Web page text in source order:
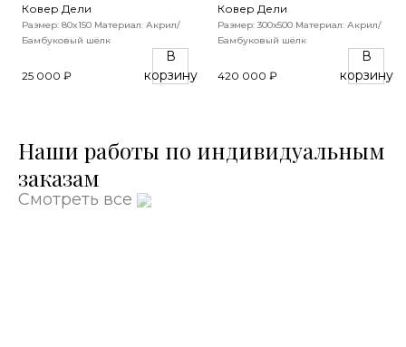
Ковер Дели
Размер: 80x150 Материал: Акрил/
Бамбуковый шёлк
25 000 ₽
В
корзину
Ковер Дели
Размер: 300х500 Материал: Акрил/
Бамбуковый шёлк
420 000 ₽
В
корзину
Наши работы по индивидуальным
заказам
Смотреть все